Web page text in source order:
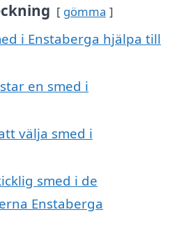
gömma
i Enstaberga hjälpa till
en smed i
välja smed i
smed i de
Enstaberga